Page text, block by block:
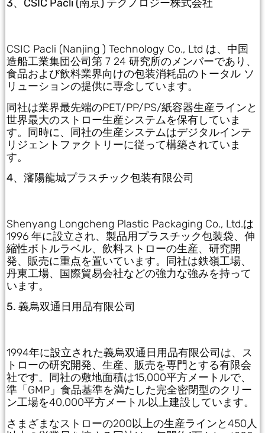
3、CSIC Pacli (南京) テクノロジー株式会社
CSIC Pacli (Nanjing ) Technology Co., Ltd は、中国
造船工業集団公司第 7 24 研究所のメンバーであり、
食品および飲料業界向けの包装消耗品のトータル ソ
リューションの提供に専念しています。
同社は業界最先端のPET/PP/PS/紙容器生産ラインと
世界最大のストロー生産システムを保有していま
す。同時に、同社の生産システムはデジタルインテ
リジェントファクトリーに従って構築されていま
す。
4、瀋陽龍城プラスチック包装有限公司
Shenyang Longcheng Plastic Packaging Co., Ltd.は
1996 年に設立され、製品用プラスチック包装袋、伸
縮性ボトルラベル、飲料ストローの生産、研究開
発、販売に重点を置いています。同社は鉄嶺工場、
丹東工場、国際貿易会社などの強力な強みを持って
います。
5. 義烏双通日用品有限公司
1994年に設立された義烏双通日用品有限公司は、ス
トローの研究開発、生産、販売を専門とする有限会
社です。同社の敷地面積は15,000平方メートルで、
準「GMP」食品基準を満たした完全密閉型のクリー
ン工場を40,000平方メートル以上建設しています。
さまざまなストローの200以上の生産ラインと450人